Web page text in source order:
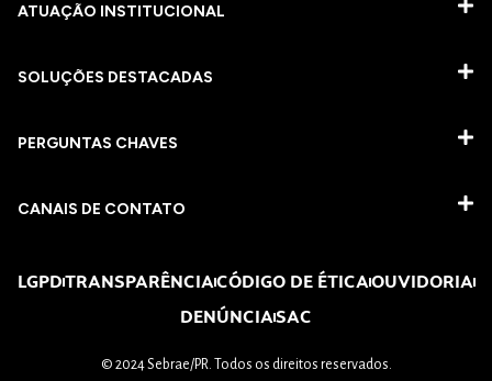
ATUAÇÃO INSTITUCIONAL
SOLUÇÕES DESTACADAS
PERGUNTAS CHAVES​
CANAIS DE CONTATO
LGPDTRANSPARÊNCIACÓDIGO DE ÉTICAOUVIDORIA
DENÚNCIASAC
© 2024 Sebrae/PR. Todos os direitos reservados.